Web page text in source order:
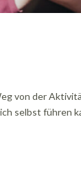
von der
selbst führen